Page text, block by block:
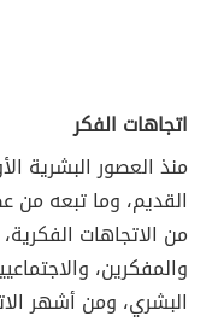
اتجاهات الفكر
منذ العصور البشرية
القديم، وما تبعه من
من الاتجاهات
والمفكرين،
البشري، ومن أشهر